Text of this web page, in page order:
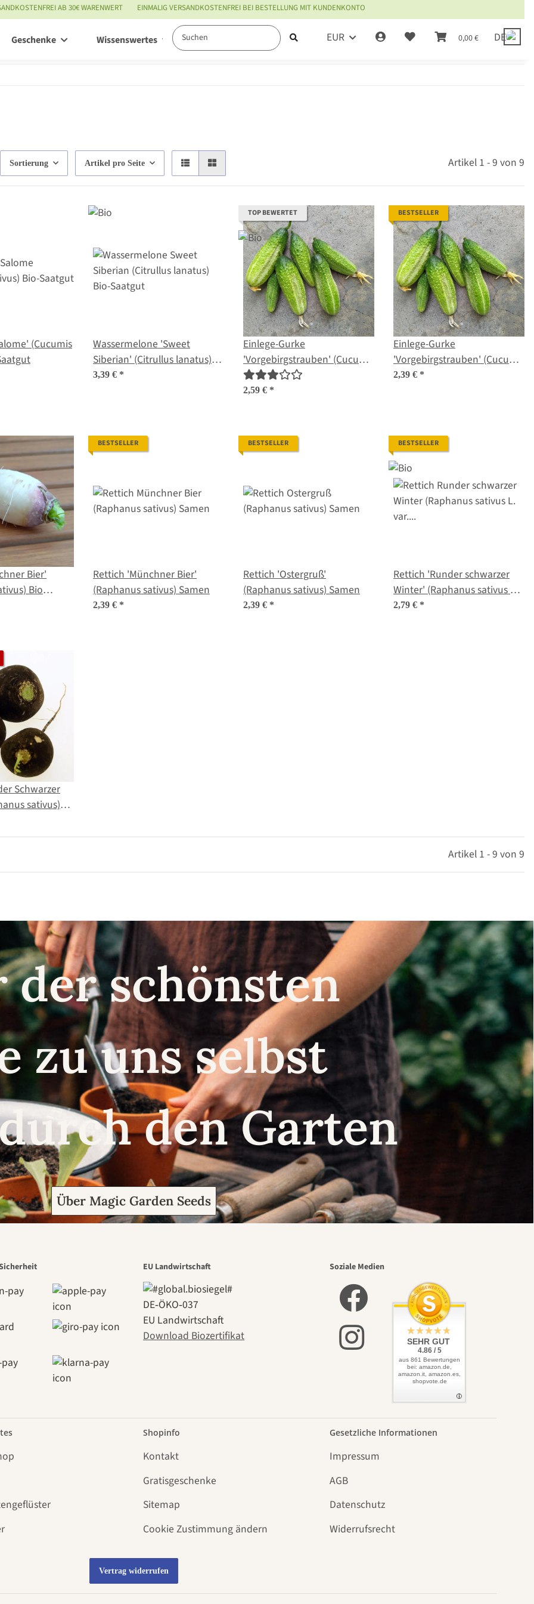
AB 30€ WARENWERT EINMALIG VERSANDKOSTENFREI BEI BESTELLUNG MIT KUNDENKONTO
EUR 0,00 € DE
Geschenke Wissenswertes Service
Sortierung Artikel pro Seite Artikel 1 - 9 von 9
(Cucumis
Wassermelone 'Sweet
Siberian' (Citrullus lanatus)
Bio-Saatgut
3,39 € *
TOP BEWERTET
Einlege-Gurke
'Vorgebirgstrauben' (Cucumis
sativus) Bio Saatgut
2,59 € *
BESTSELLER
Einlege-Gurke
'Vorgebirgstrauben' (Cucumis
sativus) Samen
2,39 € *
Bier'
Bio
BESTSELLER
Rettich 'Münchner Bier'
(Raphanus sativus) Samen
2,39 € *
BESTSELLER
Rettich 'Ostergruß'
(Raphanus sativus) Samen
2,39 € *
BESTSELLER
Rettich 'Runder schwarzer
Winter' (Raphanus sativus L.
var. niger) Bio Saatgut
2,79 € *
Schwarzer
sativus)
Artikel 1 - 9 von 9
der schönsten
zu uns selbst
den Garten
Über Magic Garden Seeds
EU Landwirtschaft
DE‑ÖKO‑037
EU Landwirtschaft
Download Biozertifikat
Soziale Medien
SEHR GUT
4.86 / 5
aus 861 Bewertungen
bei: amazon.de,
amazon.it, amazon.es,
shopvote.de
Shopinfo
Kontakt
Gratisgeschenke
Sitemap
Cookie Zustimmung ändern
Gesetzliche Informationen
Impressum
AGB
Datenschutz
Widerrufsrecht
Vertrag widerrufen